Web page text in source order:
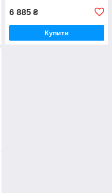
6 885 ₴
Купити